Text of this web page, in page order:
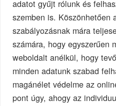
adatot gyűjt rólunk és
szemben is. Köszönhetően
szabályozásnak mára
számára, hogy egyszerűen
weboldalt anélkül, hogy
minden adatunk szabad
magánélet védelme az
pont úgy, ahogy az